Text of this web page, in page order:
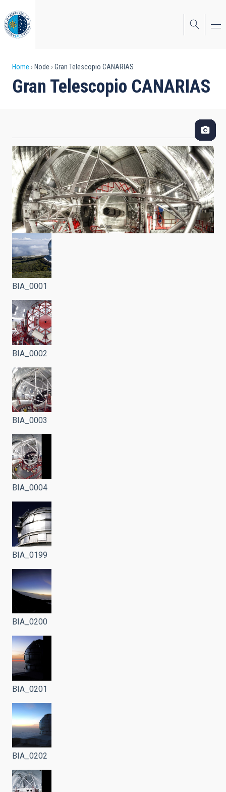
to
main
content
Breadcrumb
Home Node Gran Telescopio CANARIAS
Gran Telescopio CANARIAS
BIA_0001
BIA_0002
BIA_0003
BIA_0004
BIA_0199
BIA_0200
BIA_0201
BIA_0202